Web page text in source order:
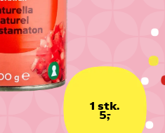
1 stk.
5,-